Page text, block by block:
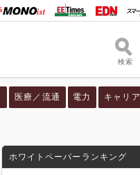
検索
医療／流通 電力 キャリア
ホワイトペーパーランキング